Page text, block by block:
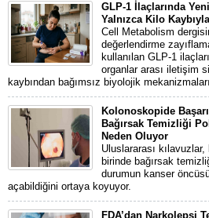
GLP-1 İlaçlarında
Yalnızca Kilo Kaybıyla
Cell Metabolism
değerlendirme
kullanılan GLP-1
organlar arası iletişim
kaybından bağımsız biyolojik
Kolonoskopide
Bağırsak Temizliği
Neden Oluyor
Uluslararası
birinde bağırsak
durumun kanser
açabildiğini ortaya koyuyor.
FDA’dan Narkolepsi